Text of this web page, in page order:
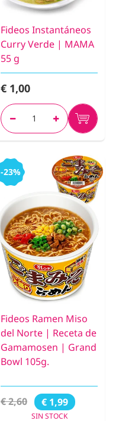
Fideos Instantáneos
Curry Verde | MAMA
55 g
€ 1,00
-23%
Fideos Ramen Miso
del Norte | Receta de
Gamamosen | Grand
Bowl 105g.
€ 2,60 € 1,99
SIN STOCK